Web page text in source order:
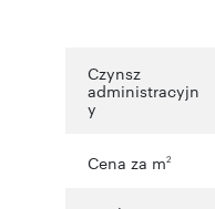
Czynsz
administracyjn
y
Cena za m2